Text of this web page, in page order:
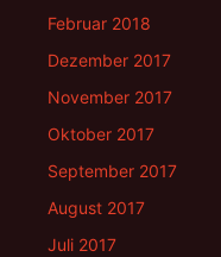
Februar 2018
Dezember 2017
November 2017
Oktober 2017
September 2017
August 2017
Juli 2017